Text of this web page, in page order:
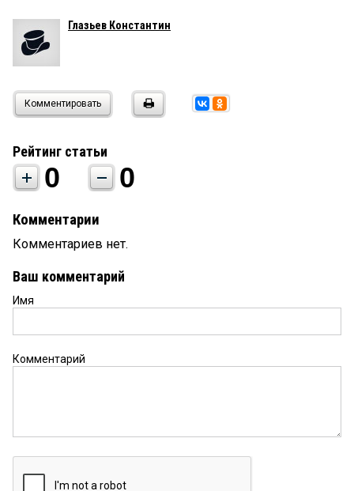
Глазьев Константин
Комментировать
Рейтинг статьи
0 0
Комментарии
Комментариев нет.
Ваш комментарий
Имя
Комментарий